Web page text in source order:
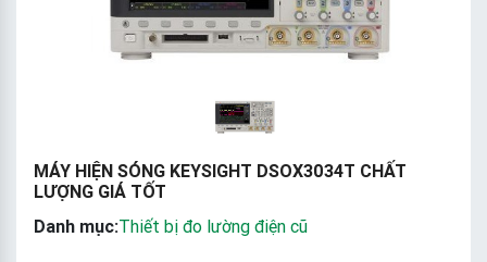
MÁY HIỆN SÓNG KEYSIGHT DSOX3034T CHẤT
LƯỢNG GIÁ TỐT
Danh mục:Thiết bị đo lường điện cũ